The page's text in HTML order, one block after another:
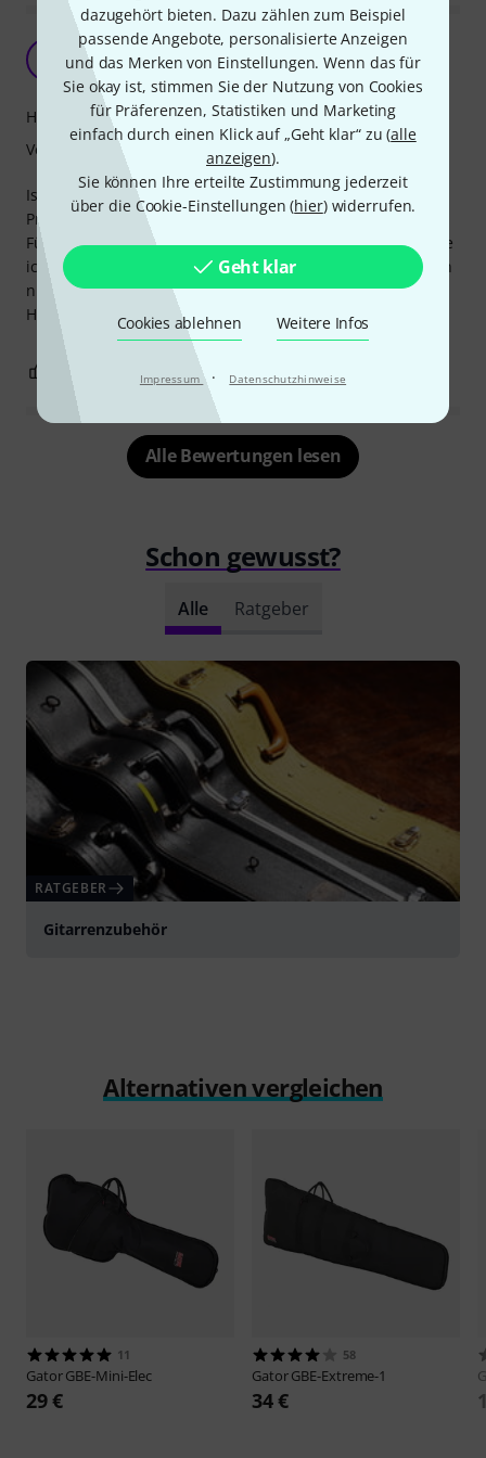
dazugehört bieten. Dazu zählen zum Beispiel
passende Angebote, personalisierte Anzeigen
und das Merken von Einstellungen. Wenn das für
Sie okay ist, stimmen Sie der Nutzung von Cookies
für Präferenzen, Statistiken und Marketing
einfach durch einen Klick auf „Geht klar“ zu (alle
anzeigen).
Sie können Ihre erteilte Zustimmung jederzeit
über die Cookie-Einstellungen (hier) widerrufen.
Geht klar
Cookies ablehnen Weitere Infos
Impressum · Datenschutzhinweise
Einfache und dünn gepolsterte Tüte
Christoph604 09.02.2013
Ist immer noch besser als ganz ungepolstert und für den
Preis noch ganz o.k.
Für hochwertige Instrumente oder rauhe Umgebung würde
ich das Teil nicht empfehlen, bin also zufrieden wenn auch
nicht begeistert.
Hat halt alles seinen Preis.
Handling
Verarbeitung
BEWERTUNG MELDEN
Alle Bewertungen lesen
Schon gewusst?
Alle Ratgeber
RATGEBER
Gitarrenzubehör
Alternativen vergleichen
11
GatorGBE-Mini-Elec
29 €
58
GatorGBE-Extreme-1
34 €